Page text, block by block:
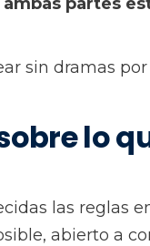
sin dramas
lo
las reglas
abierto a